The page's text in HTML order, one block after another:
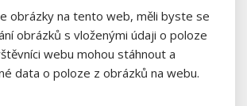
obrázky na tento web, měli byste se
obrázků s vloženými údaji o poloze
webu mohou stáhnout a
data o poloze z obrázků na webu.